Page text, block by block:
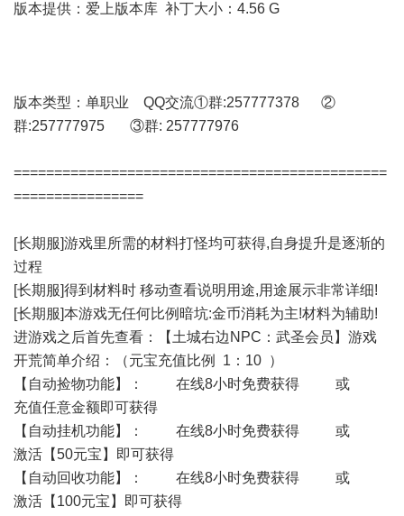
版本提供：爱上版本库 补丁大小：4.56 G
版本类型：单职业 QQ交流①群:257777378 ②
群:257777975 ③群: 257777976
==============================================
================
[长期服]游戏里所需的材料打怪均可获得,自身提升是逐渐的
过程
[长期服]得到材料时 移动查看说明用途,用途展示非常详细!
[长期服]本游戏无任何比例暗坑:金币消耗为主!材料为辅助!
进游戏之后首先查看：【土城右边NPC：武圣会员】游戏
开荒简单介绍：（元宝充值比例 1：10 ）
【自动捡物功能】： 在线8小时免费获得 或
充值任意金额即可获得
【自动挂机功能】： 在线8小时免费获得 或
激活【50元宝】即可获得
【自动回收功能】： 在线8小时免费获得 或
激活【100元宝】即可获得